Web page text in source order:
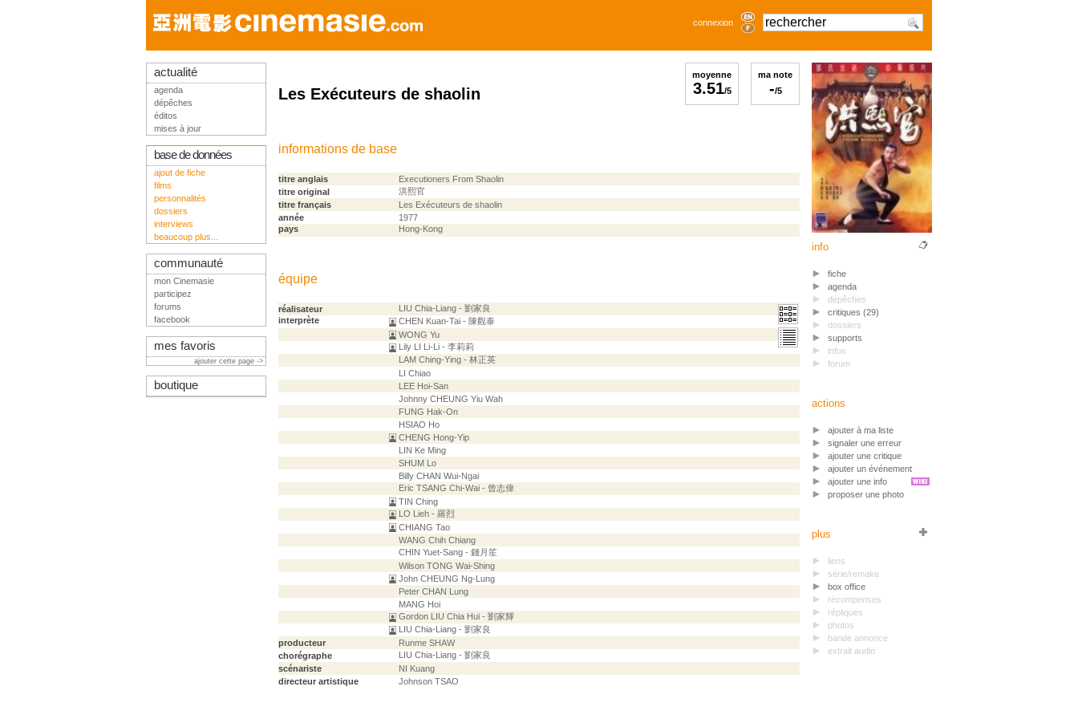
connexion
ma note
-/5
moyenne
3.51/5
Les Exécuteurs de shaolin
informations de base
titre anglais
Executioners From Shaolin
titre original
洪熙官
titre français
Les Exécuteurs de shaolin
année
1977
pays
Hong-Kong
équipe
réalisateur
LIU Chia-Liang - 劉家良
interprète
CHEN Kuan-Tai - 陳觀泰
WONG Yu
Lily LI Li-Li - 李莉莉
LAM Ching-Ying - 林正英
LI Chiao
LEE Hoi-San
Johnny CHEUNG Yiu Wah
FUNG Hak-On
HSIAO Ho
CHENG Hong-Yip
LIN Ke Ming
SHUM Lo
Billy CHAN Wui-Ngai
Eric TSANG Chi-Wai - 曾志偉
TIN Ching
LO Lieh - 羅烈
CHIANG Tao
WANG Chih Chiang
CHIN Yuet-Sang - 錢月笙
Wilson TONG Wai-Shing
John CHEUNG Ng-Lung
Peter CHAN Lung
MANG Hoi
Gordon LIU Chia Hui - 劉家輝
LIU Chia-Liang - 劉家良
producteur
Runme SHAW
chorégraphe
LIU Chia-Liang - 劉家良
scénariste
NI Kuang
directeur artistique
Johnson TSAO
info
fiche
agenda
dépêches
critiques (29)
dossiers
supports
infos
forum
actions
ajouter à ma liste
signaler une erreur
ajouter une critique
ajouter un événement
ajouter une info
proposer une photo
plus
liens
série/remake
box office
récompenses
répliques
photos
bande annonce
extrait audio
actualité
agenda
dépêches
éditos
mises à jour
base de données
ajout de fiche
films
personnalités
dossiers
interviews
beaucoup plus...
communauté
mon Cinemasie
participez
forums
facebook
mes favoris
ajouter cette page ->
boutique